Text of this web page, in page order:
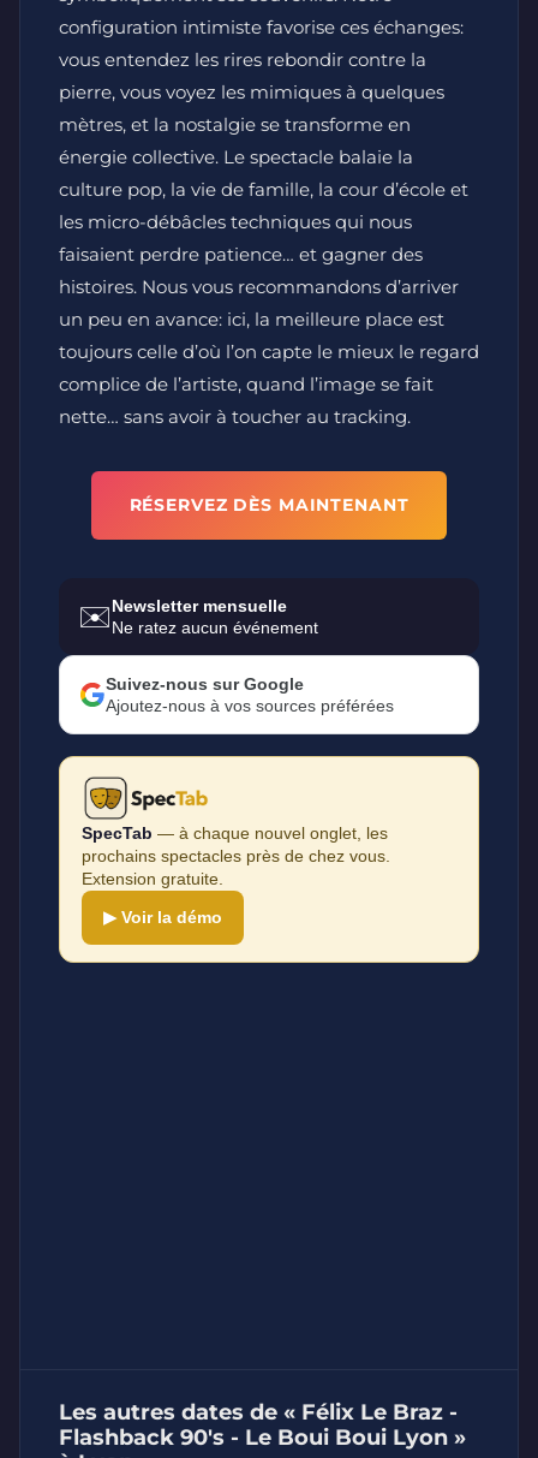
configuration intimiste favorise ces échanges:
vous entendez les rires rebondir contre la
pierre, vous voyez les mimiques à quelques
mètres, et la nostalgie se transforme en
énergie collective. Le spectacle balaie la
culture pop, la vie de famille, la cour d’école et
les micro-débâcles techniques qui nous
faisaient perdre patience… et gagner des
histoires. Nous vous recommandons d’arriver
un peu en avance: ici, la meilleure place est
toujours celle d’où l’on capte le mieux le regard
complice de l’artiste, quand l’image se fait
nette… sans avoir à toucher au tracking.
RÉSERVEZ DÈS MAINTENANT
✉️Newsletter mensuelle
Ne ratez aucun événement
Suivez-nous sur Google
Ajoutez-nous à vos sources préférées
SpecTab — à chaque nouvel onglet, les
prochains spectacles près de chez vous.
Extension gratuite.
▶ Voir la démo
Les autres dates de « Félix Le Braz -
Flashback 90's - Le Boui Boui Lyon »